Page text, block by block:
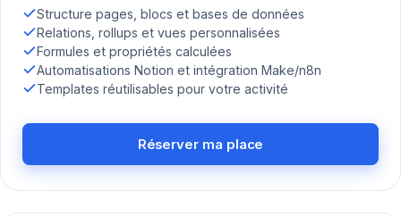
Structure pages, blocs et bases de données
Relations, rollups et vues personnalisées
Formules et propriétés calculées
Automatisations Notion et intégration Make/n8n
Templates réutilisables pour votre activité
Réserver ma place